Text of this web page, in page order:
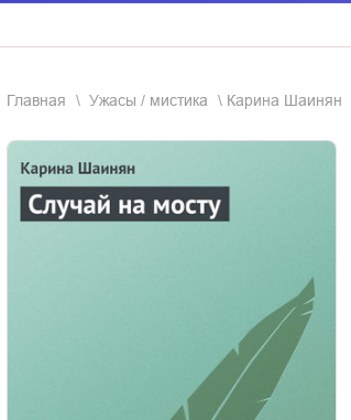
Главная ужасы / мистика Карина Шаинян